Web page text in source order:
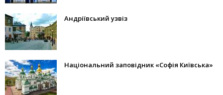
Андріївський узвіз
Національний заповідник «Софія Київська»